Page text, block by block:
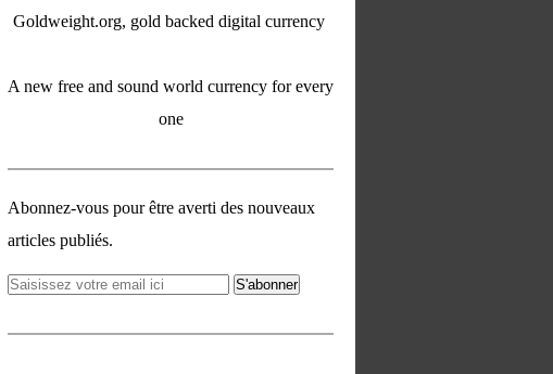
Goldweight.org, gold backed digital currency
A new free and sound world currency for every
one
Abonnez-vous pour être averti des nouveaux
articles publiés.